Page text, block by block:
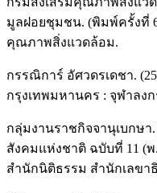
มูลฝอยชุมชน. (พิมพ์ครั้งที่
คุณภาพสิ่งแวดล้อม.
กรรณิการ์ อัศวดรเดชา.
กรุงเทพมหานคร : จุฬาลง
กลุ่มงานราชกิจจานุเบกษา
สังคมแห่งชาติ ฉบับที่ 11 (พ
สำนักนิติธรรม สำนักเลข